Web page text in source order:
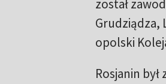
został
Grudziądza,
opolski
Rosjanin